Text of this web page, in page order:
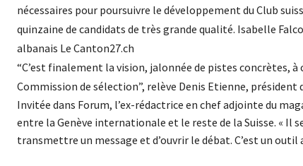
nécessaires pour poursuivre le développement du Club
quinzaine de candidats de très grande qualité. Isabelle
albanais Le Canton27.ch
“C’est finalement la vision, jalonnée de pistes concrètes,
Commission de sélection”, relève Denis Etienne, président
Invitée dans Forum, l’ex-rédactrice en chef adjointe du
entre la Genève internationale et le reste de la Suisse. « Il
transmettre un message et d’ouvrir le débat. C’est un